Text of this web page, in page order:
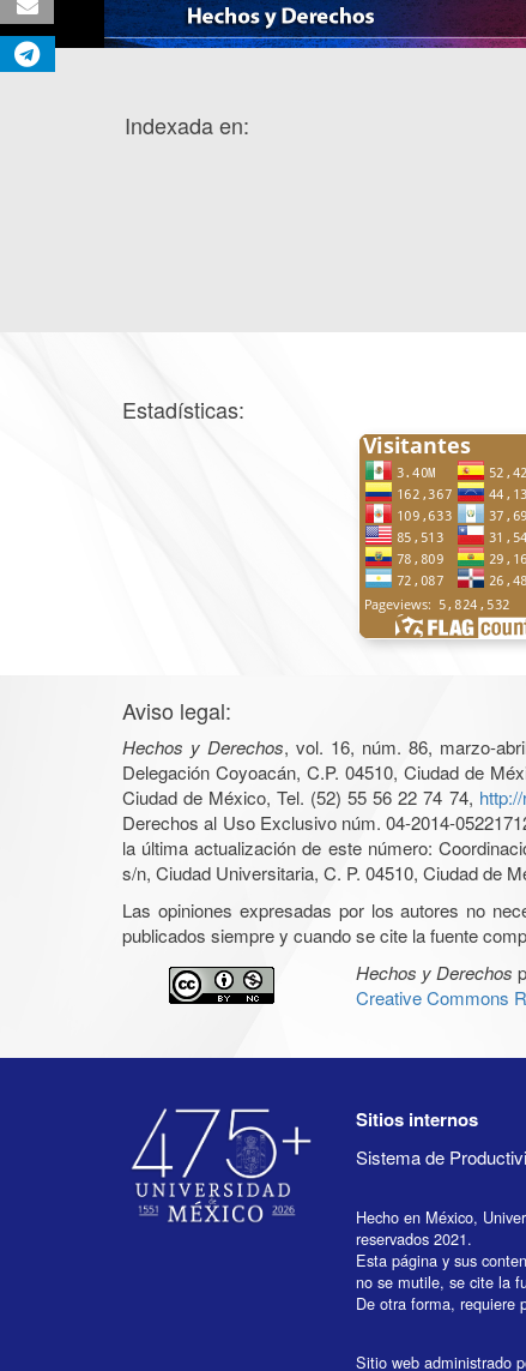
Indexada en:
Estadísticas:
Aviso legal:
Hechos y Derechos, vol. 16, núm. 86, marzo-
Delegación Coyoacán, C.P. 04510, Ciudad de
Ciudad de México, Tel. (52) 55 56 22 74 74,
Derechos al Uso Exclusivo núm. 04-2014-
la última actualización de este número:
s/n, Ciudad Universitaria, C. P. 04510, Ciudad de
Las opiniones expresadas por los autores no
publicados siempre y cuando se cite la fuente
Hechos y Derechos
Creative Commons
Sitios internos
Sistema de
Hecho en México,
reservados 2021.
Esta página y sus
no se mutile, se cite la
De otra forma, requiere
Sitio web administrado